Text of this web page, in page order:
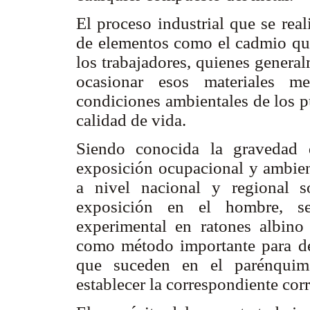
El proceso industrial que se
de elementos como el cadmio
los trabajadores, quienes
ocasionar esos materiales
condiciones ambientales de los
calidad de vida.
Siendo conocida la gravedad
exposición ocupacional y
a nivel nacional y regional
exposición en el hombre,
experimental en ratones
como método importante para
que suceden en el
establecer la correspondiente